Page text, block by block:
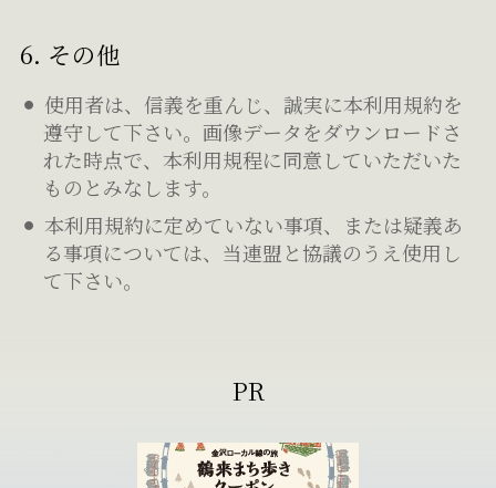
6. その他
使用者は、信義を重んじ、誠実に本利用規約を
遵守して下さい。画像データをダウンロードさ
れた時点で、本利用規程に同意していただいた
ものとみなします。
本利用規約に定めていない事項、または疑義あ
る事項については、当連盟と協議のうえ使用し
て下さい。